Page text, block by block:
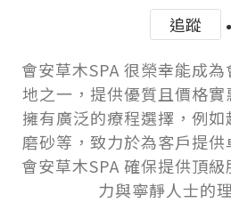
追蹤
會安草木SPA 很榮幸能成
地之一，提供優質且價格
擁有廣泛的療程選擇，例
磨砂等，致力於為客戶提供
會安草木SPA 確保提供頂
力與寧靜人士的